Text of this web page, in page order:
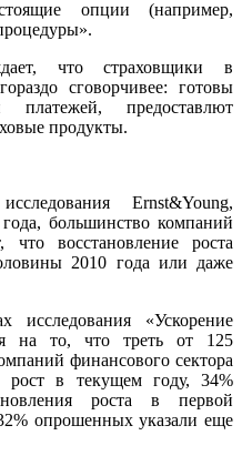
опции (например,
что страховщики в
сговорчивее: готовы
платежей, предоставлют
продукты.
Ernst&Young,
большинство компаний
что восстановление роста
2010 года или даже
исследования «Ускорение
на то, что треть от 125
финансового сектора
рост в текущем году, 34%
роста в первой
опрошенных указали еще